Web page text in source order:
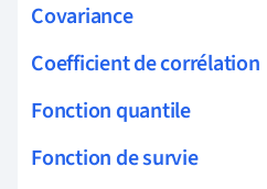
Covariance
Coefficient de corrélation
Fonction quantile
Fonction de survie